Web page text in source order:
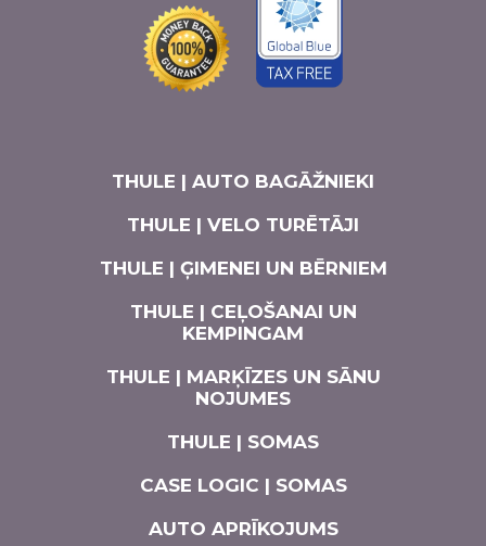
THULE | AUTO BAGĀŽNIEKI
THULE | VELO TURĒTĀJI
THULE | ĢIMENEI UN BĒRNIEM
THULE | CEĻOŠANAI UN
KEMPINGAM
THULE | MARĶĪZES UN SĀNU
NOJUMES
THULE | SOMAS
CASE LOGIC | SOMAS
AUTO APRĪKOJUMS